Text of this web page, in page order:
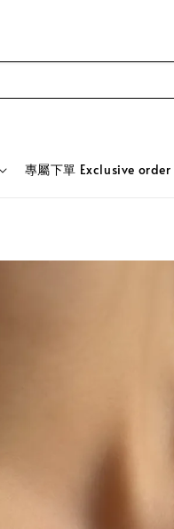
專屬下單 Exclusive order